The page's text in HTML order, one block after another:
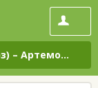
– Артемовский Вокзал Егоршино